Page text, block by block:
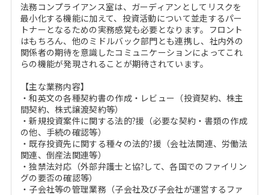
法務コンプライアンス室は、ガーディアンとしてリスクを
最小化する機能に加えて、投資活動について並走するパー
トナーとなるための実務感覚も必要となります。フロント
はもちろん、他のミドルバック部門とも連携し、社内外の
関係者の期待を意識したコミュニケーションによってこれ
らの機能が発現されることが期待されています。
【主な業務内容】
・和英文の各種契約書の作成・レビュー（投資契約、株主
間契約、株式譲渡契約等）
・新規投資案件に関する法的?援（必要な契約・書類の作成
の他、手続の確認等）
・既存投資先に関する種々の法的?援（会社法関連、労働法
関連、倒産法関連等）
・独禁法対応（外部弁護士と協?して、各国でのファイリン
グの要否の確認等）
・子会社等の管理業務（子会社及び子会社が運営するファ